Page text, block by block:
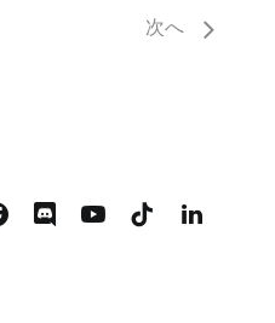
次へ